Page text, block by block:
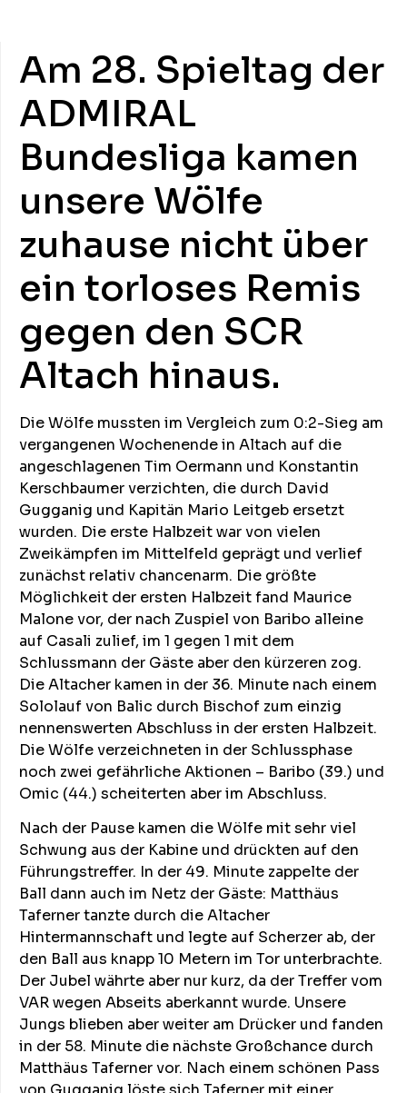
Am 28. Spieltag der
ADMIRAL
Bundesliga kamen
unsere Wölfe
zuhause nicht über
ein torloses Remis
gegen den SCR
Altach hinaus.
Die Wölfe mussten im Vergleich zum 0:2-Sieg am
vergangenen Wochenende in Altach auf die
angeschlagenen Tim Oermann und Konstantin
Kerschbaumer verzichten, die durch David
Gugganig und Kapitän Mario Leitgeb ersetzt
wurden. Die erste Halbzeit war von vielen
Zweikämpfen im Mittelfeld geprägt und verlief
zunächst relativ chancenarm. Die größte
Möglichkeit der ersten Halbzeit fand Maurice
Malone vor, der nach Zuspiel von Baribo alleine
auf Casali zulief, im 1 gegen 1 mit dem
Schlussmann der Gäste aber den kürzeren zog.
Die Altacher kamen in der 36. Minute nach einem
Sololauf von Balic durch Bischof zum einzig
nennenswerten Abschluss in der ersten Halbzeit.
Die Wölfe verzeichneten in der Schlussphase
noch zwei gefährliche Aktionen – Baribo (39.) und
Omic (44.) scheiterten aber im Abschluss.
Nach der Pause kamen die Wölfe mit sehr viel
Schwung aus der Kabine und drückten auf den
Führungstreffer. In der 49. Minute zappelte der
Ball dann auch im Netz der Gäste: Matthäus
Taferner tanzte durch die Altacher
Hintermannschaft und legte auf Scherzer ab, der
den Ball aus knapp 10 Metern im Tor unterbrachte.
Der Jubel währte aber nur kurz, da der Treffer vom
VAR wegen Abseits aberkannt wurde. Unsere
Jungs blieben aber weiter am Drücker und fanden
in der 58. Minute die nächste Großchance durch
Matthäus Taferner vor. Nach einem schönen Pass